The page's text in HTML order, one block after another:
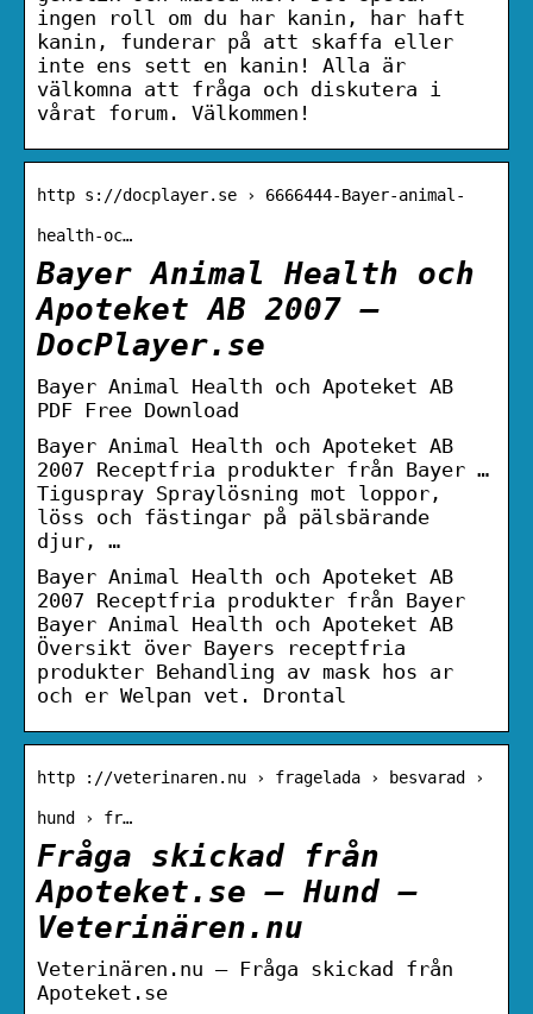
ingen roll om du har kanin, har haft
kanin, funderar på att skaffa eller
inte ens sett en kanin! Alla är
välkomna att fråga och diskutera i
vårat forum. Välkommen!
http s://docplayer.se › 6666444-Bayer-animal-
health-oc…
Bayer Animal Health och
Apoteket AB 2007 –
DocPlayer.se
Bayer Animal Health och Apoteket AB
PDF Free Download
Bayer Animal Health och Apoteket AB
2007 Receptfria produkter från Bayer …
Tiguspray Spraylösning mot loppor,
löss och fästingar på pälsbärande
djur, …
Bayer Animal Health och Apoteket AB
2007 Receptfria produkter från Bayer
Bayer Animal Health och Apoteket AB
Översikt över Bayers receptfria
produkter Behandling av mask hos ar
och er Welpan vet. Drontal
http ://veterinaren.nu › fragelada › besvarad ›
hund › fr…
Fråga skickad från
Apoteket.se – Hund –
Veterinären.nu
Veterinären.nu – Fråga skickad från
Apoteket.se